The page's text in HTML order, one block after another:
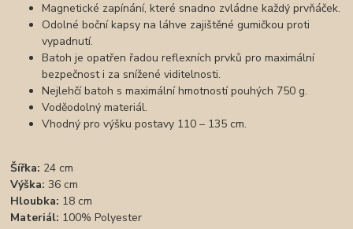
Magnetické zapínání, které snadno zvládne každý prvňáček.
Odolné boční kapsy na láhve zajištěné gumičkou proti
vypadnutí.
Batoh je opatřen řadou reflexních prvků pro maximální
bezpečnost i za snížené viditelnosti.
Nejlehčí batoh s maximální hmotností pouhých 750 g.
Voděodolný materiál.
Vhodný pro výšku postavy 110 – 135 cm.
Šířka: 24 cm
Výška: 36 cm
Hloubka: 18 cm
Materiál: 100% Polyester